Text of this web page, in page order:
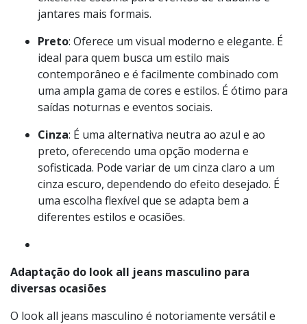
Azul Escuro: É sofisticado e pode ser usado em
ambientes mais formais. Essa tonalidade é ideal
para criar um visual mais polido e elegante. É uma
excelente escolha para eventos de trabalho e
jantares mais formais.
Preto: Oferece um visual moderno e elegante. É
contemporâneo e é facilmente combinado com
uma ampla gama de cores e estilos. É ótimo para
saídas noturnas e eventos sociais.
Cinza: É uma alternativa neutra ao azul e ao
preto, oferecendo uma opção moderna e
diferentes estilos e ocasiões.